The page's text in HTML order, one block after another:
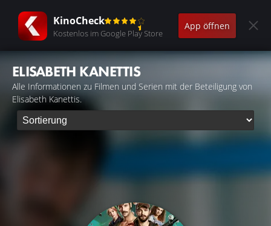
KinoCheck
Kostenlos im Google Play Store
App öffnen
ELISABETH KANETTIS
Alle Informationen zu Filmen und Serien mit der Beteiligung von
Elisabeth Kanettis.